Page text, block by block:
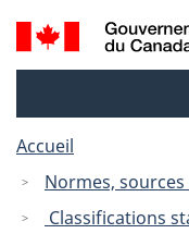
Recherche
et
Accueil
Normes,
Classifications